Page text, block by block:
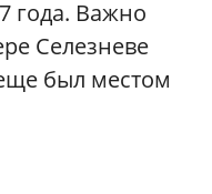
года. Важно
Селезневе
был местом